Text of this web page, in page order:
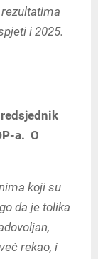
i 2025.
a. O
koji su
da je tolika
rekao, i